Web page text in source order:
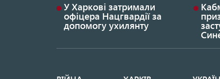
У Харкові затримали
офіцера Нацгвардії за
допомогу ухилянту